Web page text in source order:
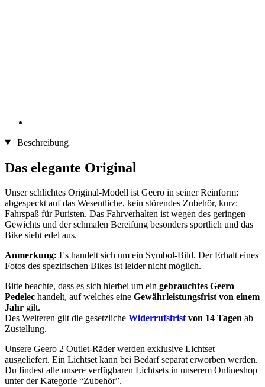
Beschreibung
Das elegante Original
Unser schlichtes Original-Modell ist Geero in seiner Reinform:
abgespeckt auf das Wesentliche, kein störendes Zubehör, kurz:
Fahrspaß für Puristen. Das Fahrverhalten ist wegen des geringen
Gewichts und der schmalen Bereifung besonders sportlich und das
Bike sieht edel aus.
Anmerkung: Es handelt sich um ein Symbol-Bild. Der Erhalt eines
Fotos des spezifischen Bikes ist leider nicht möglich.
Bitte beachte, dass es sich hierbei um ein gebrauchtes Geero
Pedelec handelt, auf welches eine Gewährleistungsfrist von einem
Jahr gilt.
Des Weiteren gilt die gesetzliche Widerrufsfristvon 14 Tagen ab
Zustellung.
Unsere Geero 2 Outlet-Räder werden exklusive Lichtset
ausgeliefert. Ein Lichtset kann bei Bedarf separat erworben werden.
Du findest alle unsere verfügbaren Lichtsets in unserem Onlineshop
unter der Kategorie “Zubehör”.